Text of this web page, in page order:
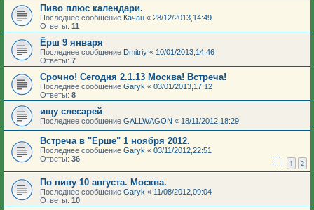
Пиво плюс календари.
Последнее сообщение Качан « 28/12/2013,14:49
Ответы: 11
Ёрш 9 января
Последнее сообщение Dmitriy « 10/01/2013,14:46
Ответы: 7
Срочно! Сегодня 2.1.13 Москва! Встреча!
Последнее сообщение Garyk « 03/01/2013,17:12
Ответы: 8
ищу слесарей
Последнее сообщение GALLWAGON « 18/11/2012,18:29
Встреча в "Ерше" 1 ноября 2012.
Последнее сообщение Garyk « 03/11/2012,22:51
Ответы: 36 1 2
По пиву 10 августа. Москва.
Последнее сообщение Garyk « 11/08/2012,09:04
Ответы: 10